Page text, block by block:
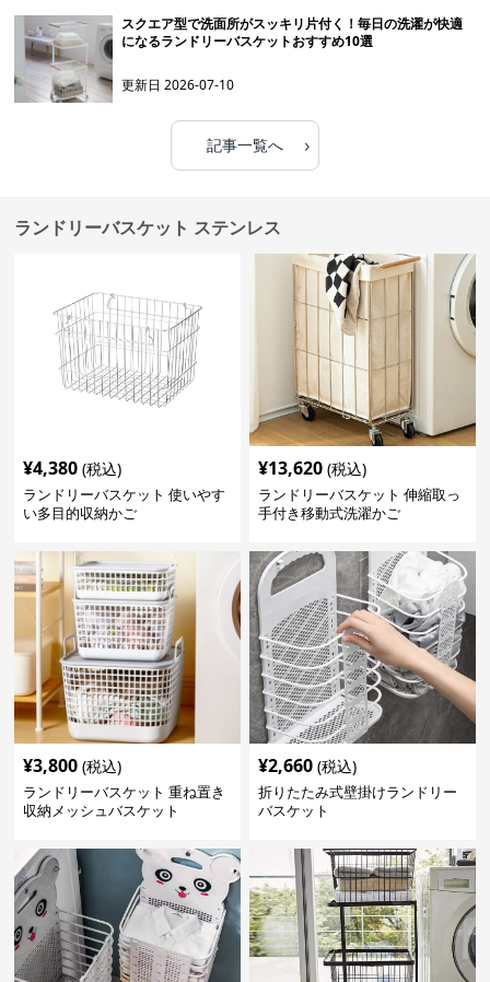
スクエア型で洗面所がスッキリ片付く！毎日の洗濯が快適
になるランドリーバスケットおすすめ10選
更新日2026-07-10
記事一覧へ ›
ランドリーバスケット ステンレス
¥4,380 (税込)
ランドリーバスケット 使いやす
い多目的収納かご
¥13,620 (税込)
ランドリーバスケット 伸縮取っ
手付き移動式洗濯かご
¥3,800 (税込)
ランドリーバスケット 重ね置き
収納メッシュバスケット
¥2,660 (税込)
折りたたみ式壁掛けランドリー
バスケット